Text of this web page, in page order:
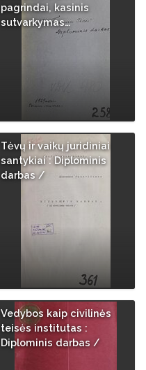
pagrindai, kasinis
sutvarkymas…
Tėvų ir vaikų juridiniai
santykiai : Diplominis
darbas /
Vedybos kaip civilinės
teisės institutas :
Diplominis darbas /